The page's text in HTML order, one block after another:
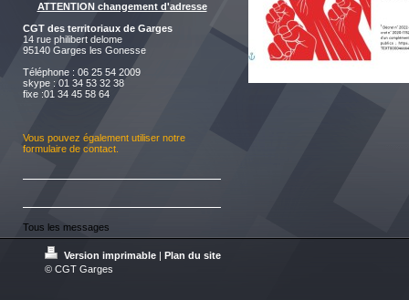
ATTENTION changement d'adresse
CGT des territoriaux de Garges
14 rue philibert delome
95140 Garges les Gonesse
Téléphone : 06 25 54 2009
skype : 01 34 53 32 38
fixe :01 34 45 58 64
Vous pouvez également utiliser notre
formulaire de contact
Tous les messages
Version imprimable | Plan du site
© CGT Garges